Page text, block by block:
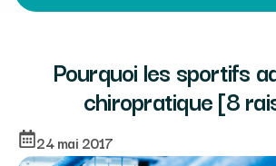
Pourquoi les sportifs
chiropratique [8
24 mai 2017